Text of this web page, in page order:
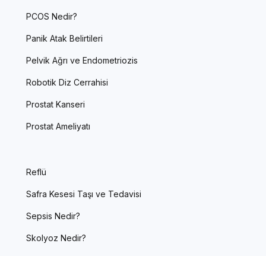
PCOS Nedir?
Panik Atak Belirtileri
Pelvik Ağrı ve Endometriozis
Robotik Diz Cerrahisi
Prostat Kanseri
Prostat Ameliyatı
Reflü
Safra Kesesi Taşı ve Tedavisi
Sepsis Nedir?
Skolyoz Nedir?